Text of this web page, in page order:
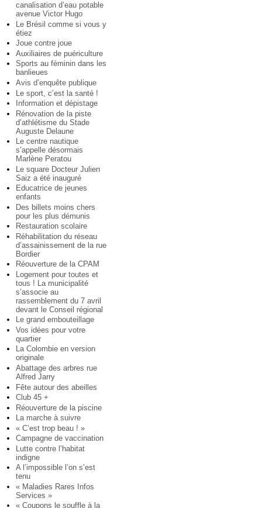
canalisation d’eau potable
avenue Victor Hugo
Le Brésil comme si vous y
étiez
Joue contre joue
Auxiliaires de puériculture
Sports au féminin dans les
banlieues
Avis d’enquête publique
Le sport, c’est la santé !
Information et dépistage
Rénovation de la piste
d’athlétisme du Stade
Auguste Delaune
Le centre nautique
s’appelle désormais
Marlène Peratou
Le square Docteur Julien
Saiz a été inauguré
Educatrice de jeunes
enfants
Des billets moins chers
pour les plus démunis
Restauration scolaire
Réhabilitation du réseau
d’assainissement de la rue
Bordier
Réouverture de la CPAM
Logement pour toutes et
tous ! La municipalité
s’associe au
rassemblement du 7 avril
devant le Conseil régional
Le grand embouteillage
Vos idées pour votre
quartier
La Colombie en version
originale
Abattage des arbres rue
Alfred Jarry
Fête autour des abeilles
Club 45 +
Réouverture de la piscine
La marche à suivre
« C’est trop beau ! »
Campagne de vaccination
Lutte contre l’habitat
indigne
A l’impossible l’on s’est
tenu
« Maladies Rares Infos
Services »
« Coupons le souffle à la